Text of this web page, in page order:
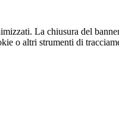
La chiusura del
o altri strumenti di